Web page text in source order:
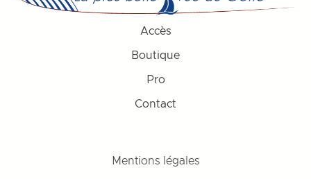
Accès
Boutique
Pro
Contact
Mentions légales